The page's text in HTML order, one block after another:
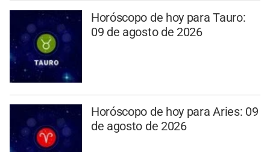
Horóscopo de hoy para Tauro:
09 de agosto de 2026
Horóscopo de hoy para Aries: 09
de agosto de 2026